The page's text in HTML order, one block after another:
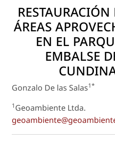
ÁREAS
EN EL
EMBALSE
Gonzalo De las Salas1*
1Geoambiente Ltda.